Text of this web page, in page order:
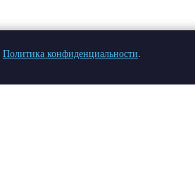
Политика конфиденциальности.